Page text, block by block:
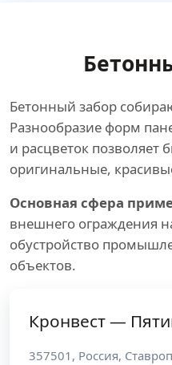
Бетонный забор
Разнообразие форм
и расцветок позволяет
оригинальные,
Основная сфера
внешнего ограждения
обустройство
объектов.
Кронвест —
357501 , Россия,